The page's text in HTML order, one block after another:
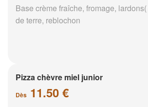
Base crème fraîche, fromage,
de terre, reblochon
Pizza chèvre miel junior
Dès 11.50 €